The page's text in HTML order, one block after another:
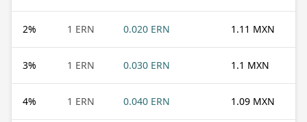
2% 1 ERN 0.020 ERN 1.11 MXN
3% 1 ERN 0.030 ERN 1.1 MXN
4% 1 ERN 0.040 ERN 1.09 MXN